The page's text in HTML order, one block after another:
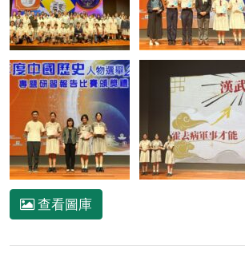
查看圖庫